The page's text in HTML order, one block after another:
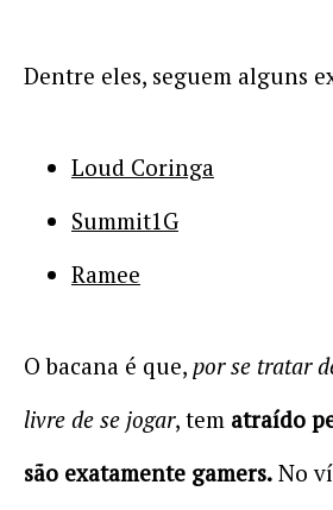
Dentre eles, seguem alguns
Loud Coringa
Summit1G
Ramee
O bacana é que, por se tratar
livre de se jogar, tem atraído
são exatamente gamers. No